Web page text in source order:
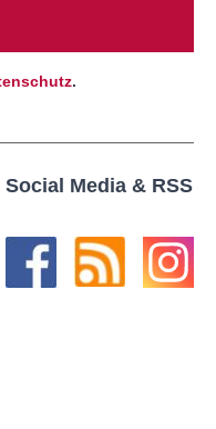
.
Social Media & RSS